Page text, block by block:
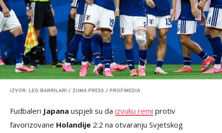
IZVOR: LEO BARRILARI / ZUMA PRESS / PROFIMEDIA
Fudbaleri Japana uspjeli su da izvuku remi protiv
favorizovane Holandije 2:2 na otvaranju Svjetskog